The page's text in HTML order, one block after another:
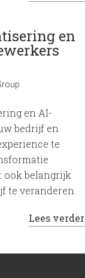
en
en AI-
bedrijf en
te
ook belangrijk
te veranderen.
Lees verder